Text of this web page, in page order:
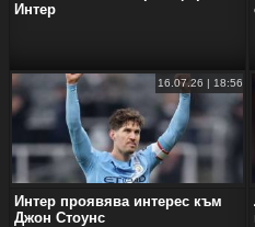
Интер
16.07.26 | 18:56
Интер проявява интерес към
Джон Стоунс